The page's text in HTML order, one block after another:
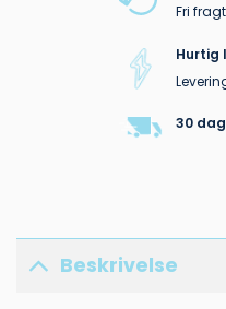
Fri
Hurtig
30
Beskrivelse